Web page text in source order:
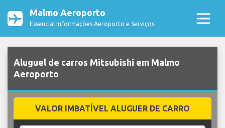
Malmo Aeroporto
Essencial Informações Aeroporto e Serviços
Aluguel de carros Mitsubishi em Malmo
Aeroporto
VALOR IMBATÍVEL ALUGUER DE CARRO